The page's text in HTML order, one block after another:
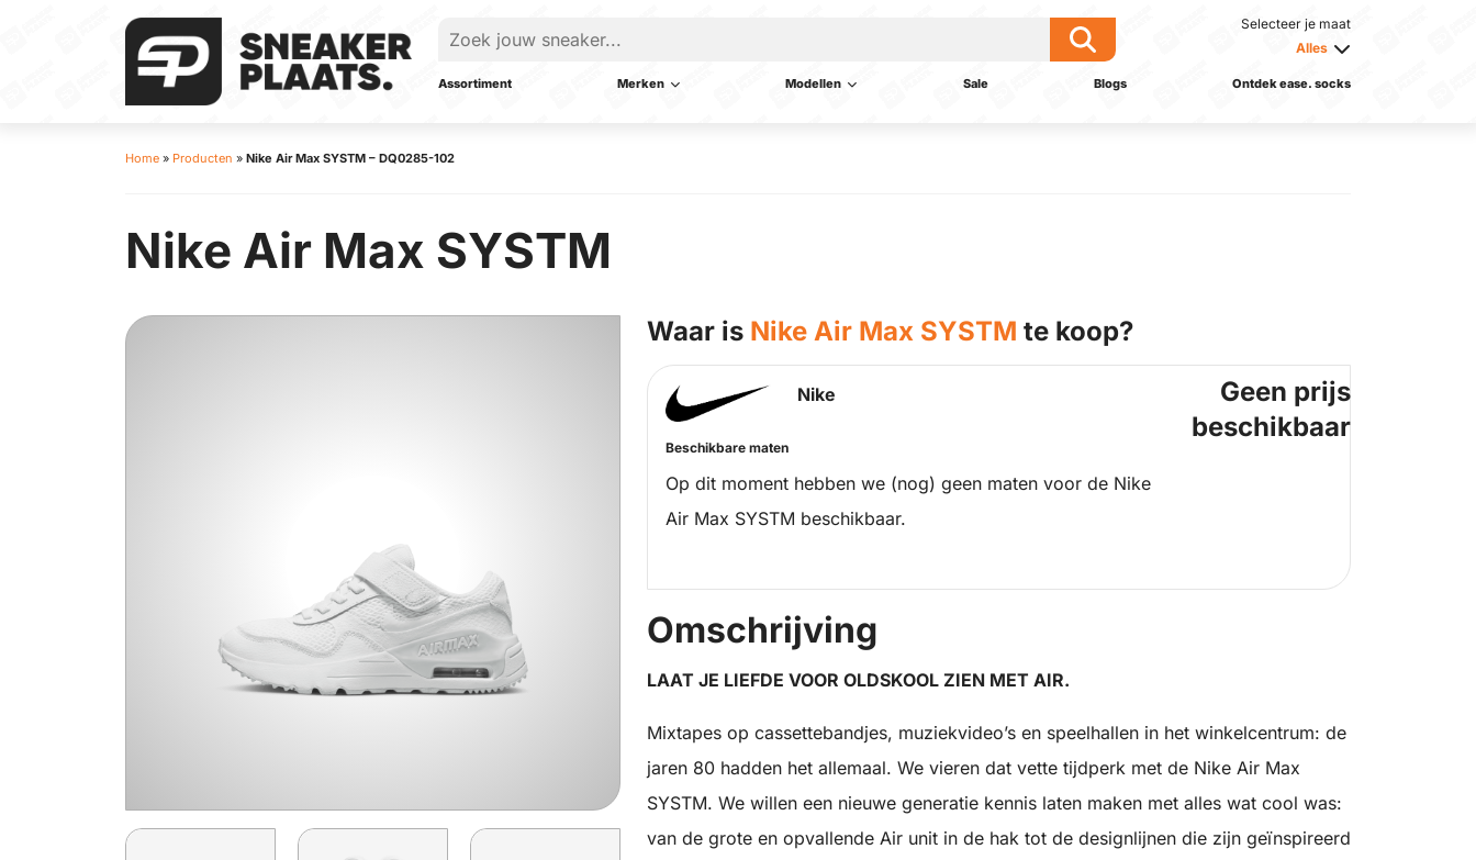
Selecteer je maat
Alles
Assortiment Merken Modellen Sale Blogs Ontdek ease. socks
Home » Producten » Nike Air Max SYSTM – DQ0285-102
Nike Air Max SYSTM
Waar is Nike Air Max SYSTM te koop?
Nike
Beschikbare maten
Op dit moment hebben we (nog) geen maten voor de Nike
Air Max SYSTM beschikbaar.
Geen prijs
beschikbaar
Omschrijving
LAAT JE LIEFDE VOOR OLDSKOOL ZIEN MET AIR.
Mixtapes op cassettebandjes, muziekvideo’s en speelhallen in het winkelcentrum: de
jaren 80 hadden het allemaal. We vieren dat vette tijdperk met de Nike Air Max
SYSTM. We willen een nieuwe generatie kennis laten maken met alles wat cool was:
van de grote en opvallende Air unit in de hak tot de designlijnen die zijn geïnspireerd